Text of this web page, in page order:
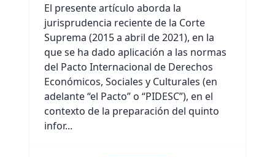
El presente artículo aborda la
jurisprudencia reciente de la Corte
Suprema (2015 a abril de 2021), en la
que se ha dado aplicación a las normas
del Pacto Internacional de Derechos
Económicos, Sociales y Culturales (en
adelante “el Pacto” o “PIDESC”), en el
contexto de la preparación del quinto
infor...